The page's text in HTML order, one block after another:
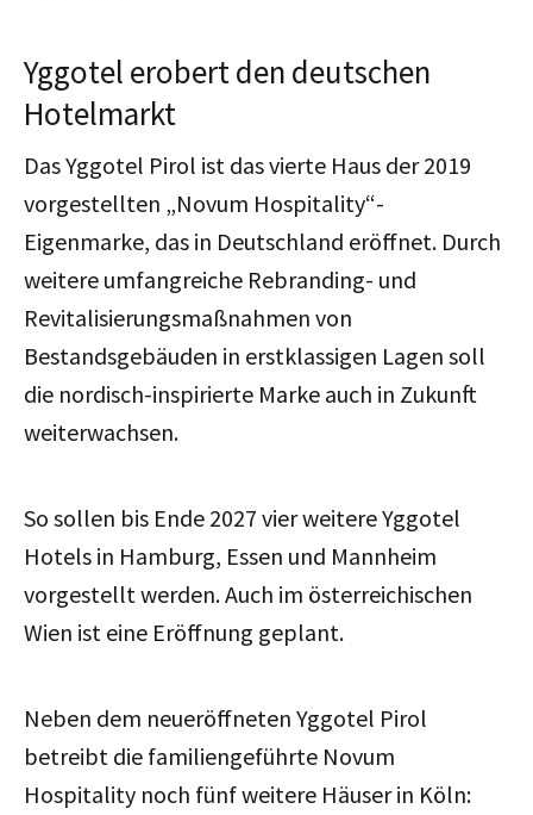
Yggotel erobert den deutschen
Hotelmarkt
Das Yggotel Pirol ist das vierte Haus der 2019
vorgestellten „Novum Hospitality“-
Eigenmarke, das in Deutschland eröffnet. Durch
weitere umfangreiche Rebranding- und
Revitalisierungsmaßnahmen von
Bestandsgebäuden in erstklassigen Lagen soll
die nordisch-inspirierte Marke auch in Zukunft
weiterwachsen.
So sollen bis Ende 2027 vier weitere Yggotel
Hotels in Hamburg, Essen und Mannheim
vorgestellt werden. Auch im österreichischen
Wien ist eine Eröffnung geplant.
Neben dem neueröffneten Yggotel Pirol
betreibt die familiengeführte Novum
Hospitality noch fünf weitere Häuser in Köln: